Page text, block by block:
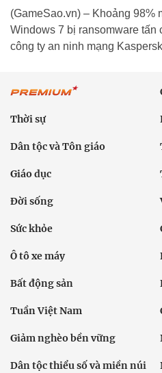
(GameSao.vn) – Khoảng 98%
Windows 7 bị ransomware tấn
công ty an ninh mạng
Thời sự
Dân tộc và Tôn giáo
Giáo dục
Đời sống
Sức khỏe
Ô tô xe máy
Bất động sản
Tuần Việt Nam
Giảm nghèo bền vững
Dân tộc thiểu số và miền núi